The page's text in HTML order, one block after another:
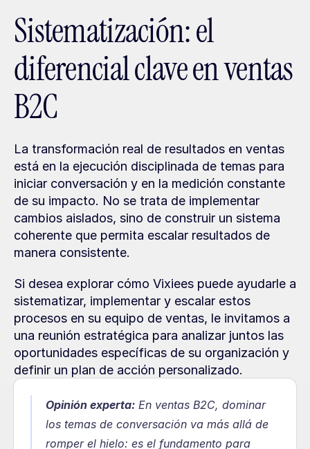
Sistematización: el
diferencial clave en ventas
B2C
La transformación real de resultados en ventas
está en la ejecución disciplinada de temas para
iniciar conversación y en la medición constante
de su impacto. No se trata de implementar
cambios aislados, sino de construir un sistema
coherente que permita escalar resultados de
manera consistente.
Si desea explorar cómo Vixiees puede ayudarle a
sistematizar, implementar y escalar estos
procesos en su equipo de ventas, le invitamos a
una reunión estratégica para analizar juntos las
oportunidades específicas de su organización y
definir un plan de acción personalizado.
Opinión experta: En ventas B2C, dominar
los temas de conversación va más allá de
romper el hielo: es el fundamento para